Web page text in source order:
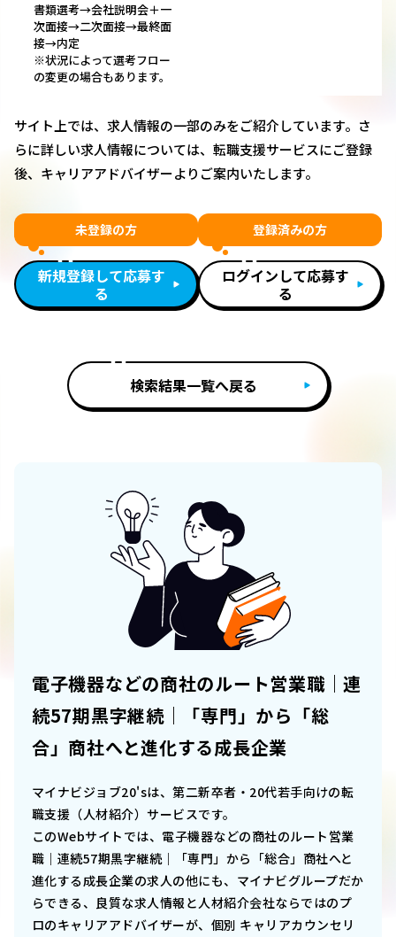
書類選考→会社説明会＋一
次面接→二次面接→最終面
接→内定
※状況によって選考フロー
の変更の場合もあります。
サイト上では、求人情報の一部のみをご紹介しています。さ
らに詳しい求人情報については、転職支援サービスにご登録
後、キャリアアドバイザーよりご案内いたします。
未登録の方
新規登録して応募す
る
登録済みの方
ログインして応募す
る
検索結果一覧へ戻る
電子機器などの商社のルート営業職｜連
続57期黒字継続｜「専門」から「総
合」商社へと進化する成長企業
マイナビジョブ20'sは、第二新卒者・20代若手向けの転
職支援（人材紹介）サービスです。
このWebサイトでは、 電子機器などの商社のルート営業
職｜連続57期黒字継続｜「専門」から「総合」商社へと
進化する成長企業の求人の他にも、マイナビグループだか
らできる、良質な求人情報と人材紹介会社ならではのプ
ロのキャリアアドバイザーが、個別 キャリアカウンセリ